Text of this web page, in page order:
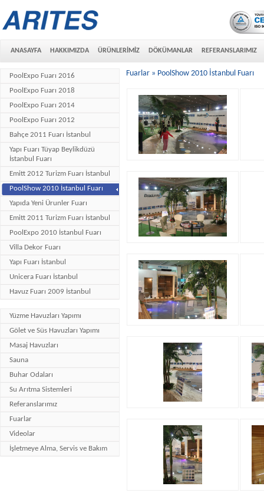
ANASAYFA HAKKIMIZDA ÜRÜNLERİMİZ DÖKÜMANLAR REFERANSLARIMIZ
PoolExpo Fuarı 2016
PoolExpo Fuarı 2018
PoolExpo Fuarı 2014
PoolExpo Fuarı 2012
Bahçe 2011 Fuarı İstanbul
Yapı Fuarı Tüyap Beylikdüzü
İstanbul Fuarı
Emitt 2012 Turizm Fuarı İstanbul
PoolShow 2010 İstanbul Fuarı
Yapıda Yeni Ürunler Fuarı
Emitt 2011 Turizm Fuarı İstanbul
PoolExpo 2010 İstanbul Fuarı
Villa Dekor Fuarı
Yapı Fuarı İstanbul
Unicera Fuarı İstanbul
Havuz Fuarı 2009 İstanbul
Yüzme Havuzları Yapımı
Gölet ve Süs Havuzları Yapımı
Masaj Havuzları
Sauna
Buhar Odaları
Su Arıtma Sistemleri
Referanslarımız
Fuarlar
Videolar
İşletmeye Alma, Servis ve Bakım
Fuarlar » PoolShow 2010 İstanbul Fuarı